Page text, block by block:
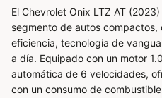
El Chevrolet Onix LTZ AT
segmento de autos compactos,
eficiencia, tecnología de
a día. Equipado con un motor
automática de 6 velocidades,
con un consumo de